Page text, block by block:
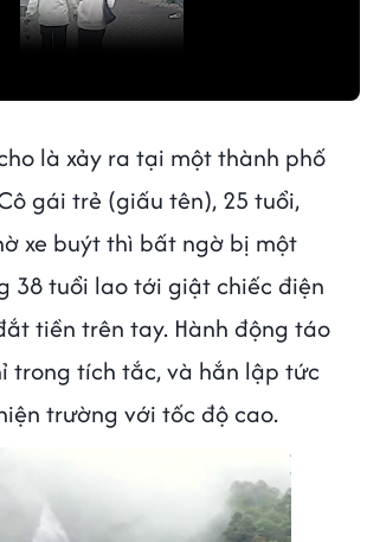
là xảy ra tại một thành phố
gái trẻ (giấu tên), 25 tuổi,
xe buýt thì bất ngờ bị một
38 tuổi lao tới giật chiếc điện
tiền trên tay. Hành động táo
trong tích tắc, và hắn lập tức
trường với tốc độ cao.